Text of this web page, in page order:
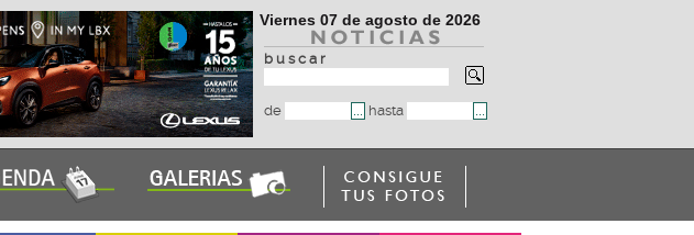
Viernes 07 de agosto de 2026
b u s c a r
de hasta